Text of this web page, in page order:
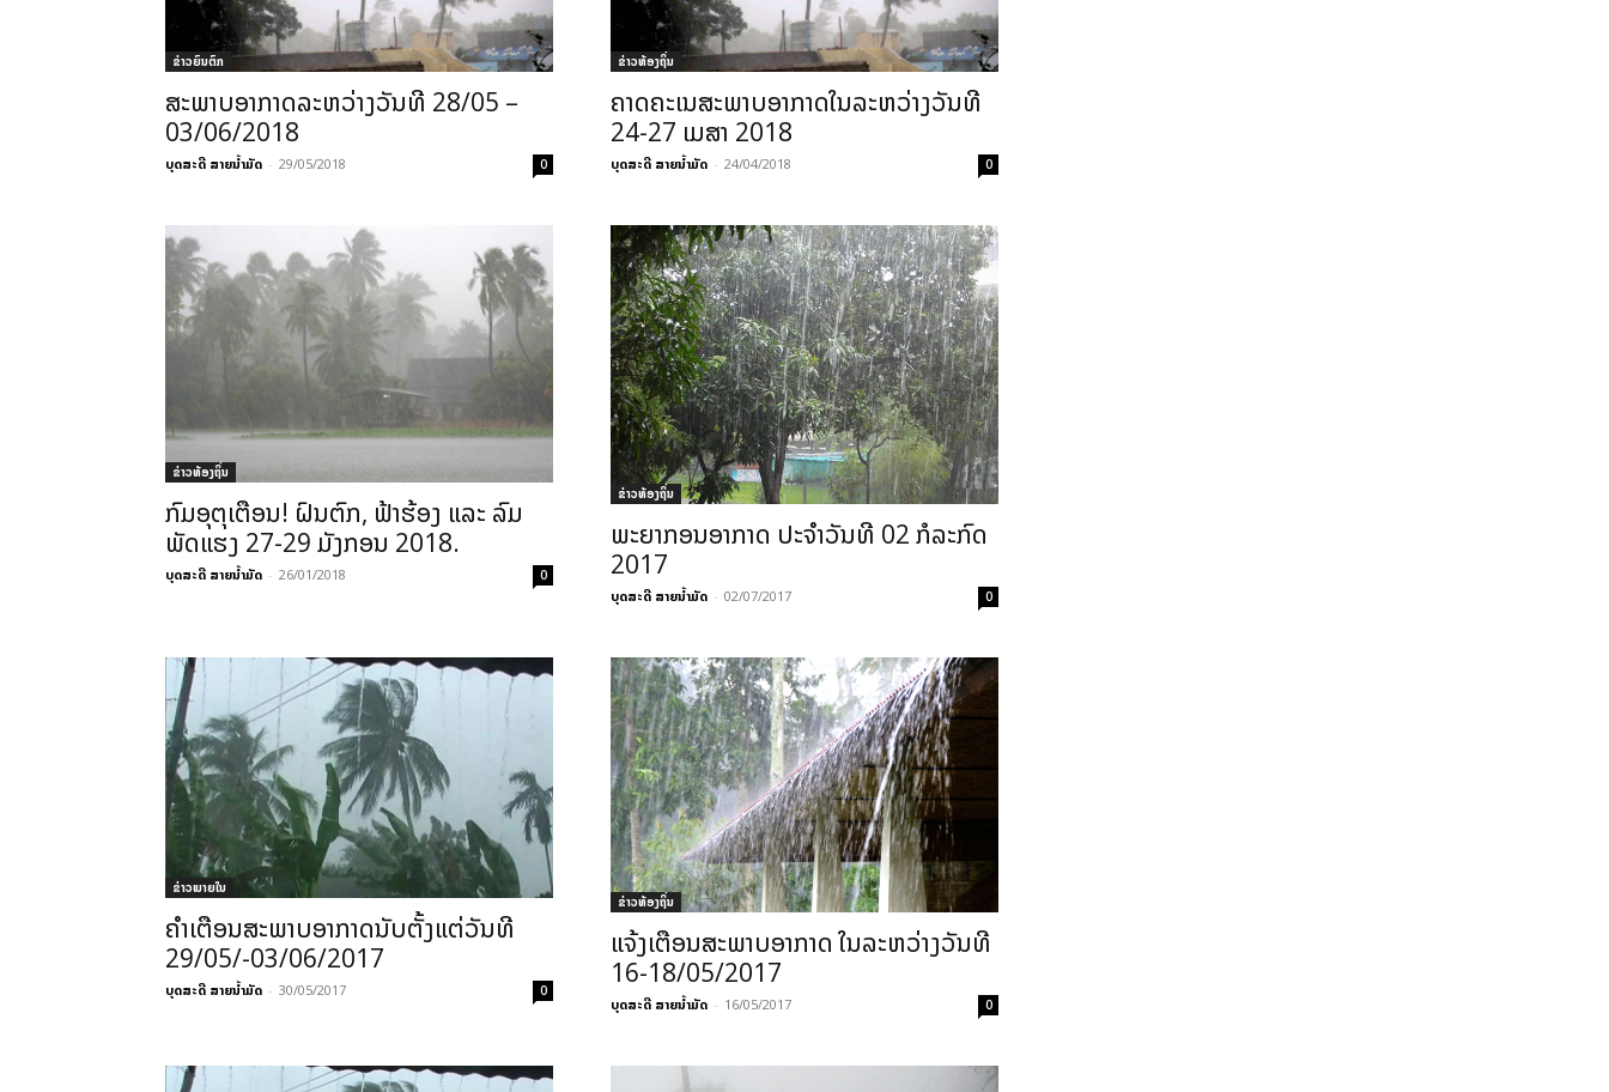
ຂ່າວຍົນຕົກ
ສະພາບອາກາດລະຫວ່າງວັນທີ 28/05 –
03/06/2018
ບຸດສະດີ ສາຍນ້ຳມັດ - 29/05/2018 0
ຂ່າວທ້ອງຖິ່ນ
ຄາດຄະເນສະພາບອາກາດໃນລະຫວ່າງວັນທີ
24-27 ເມສາ 2018
ບຸດສະດີ ສາຍນ້ຳມັດ - 24/04/2018 0
ຂ່າວທ້ອງຖິ່ນ
ກົມອຸຕຸເຕືອນ! ຝົນຕົກ, ຟ້າຮ້ອງ ແລະ ລົມ
ພັດແຮງ 27-29 ມັງກອນ 2018.
ບຸດສະດີ ສາຍນ້ຳມັດ - 26/01/2018 0
ຂ່າວທ້ອງຖິ່ນ
ພະ​ຍາ​ກອນ​ອາ​ກາດ ປະ​ຈຳ​ວັນ​ທີ 02 ກໍ​ລະ​ກົດ
2017
ບຸດສະດີ ສາຍນ້ຳມັດ - 02/07/2017 0
ຂ່າວພາຍ​ໃນ
ຄຳເຕືອນສະ​ພາບອ​າ​ກາດນັບຕັ້ງແຕ່​ວັນ​ທີ
29/05/-03/06/2017
ບຸດສະດີ ສາຍນ້ຳມັດ - 30/05/2017 0
ຂ່າວທ້ອງຖິ່ນ
ແຈ້ງເຕືອນສະພາບອາກາດ ໃນລະຫວ່າງວັນທີ
16-18/05/2017
ບຸດສະດີ ສາຍນ້ຳມັດ - 16/05/2017 0